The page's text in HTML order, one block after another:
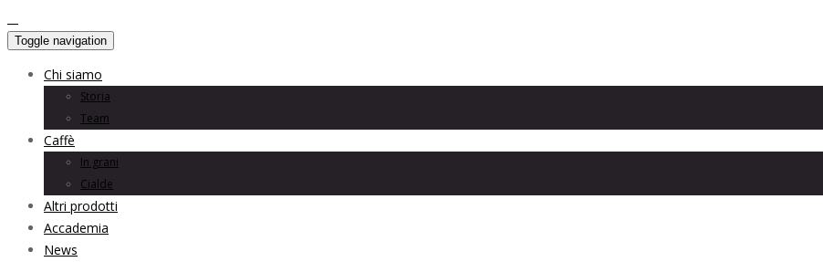
Toggle navigation
Chi siamo
Storia
Team
Caffè
In grani
Cialde
Altri prodotti
Accademia
News